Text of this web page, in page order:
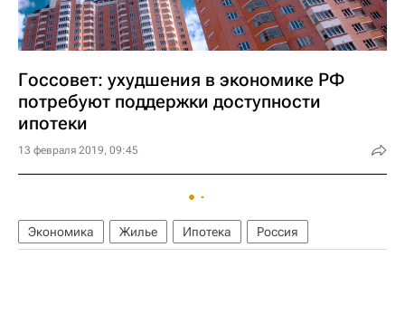
Госсовет: ухудшения в экономике РФ
потребуют поддержки доступности
ипотеки
13 февраля 2019, 09:45
Экономика Жилье Ипотека Россия